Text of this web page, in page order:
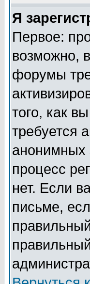
Я
Первое:
возможно,
форумы
того, как
требуется
анонимных
процесс
нет. Если
письме,